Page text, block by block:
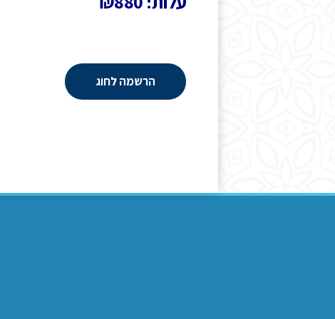
הרשמה לחוג